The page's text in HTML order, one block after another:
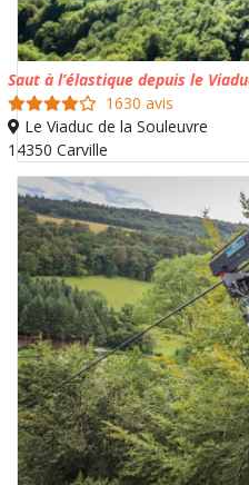
Saut à l’élastique depuis le
1630 avis
Le Viaduc de la Souleuvre
14350 Carville